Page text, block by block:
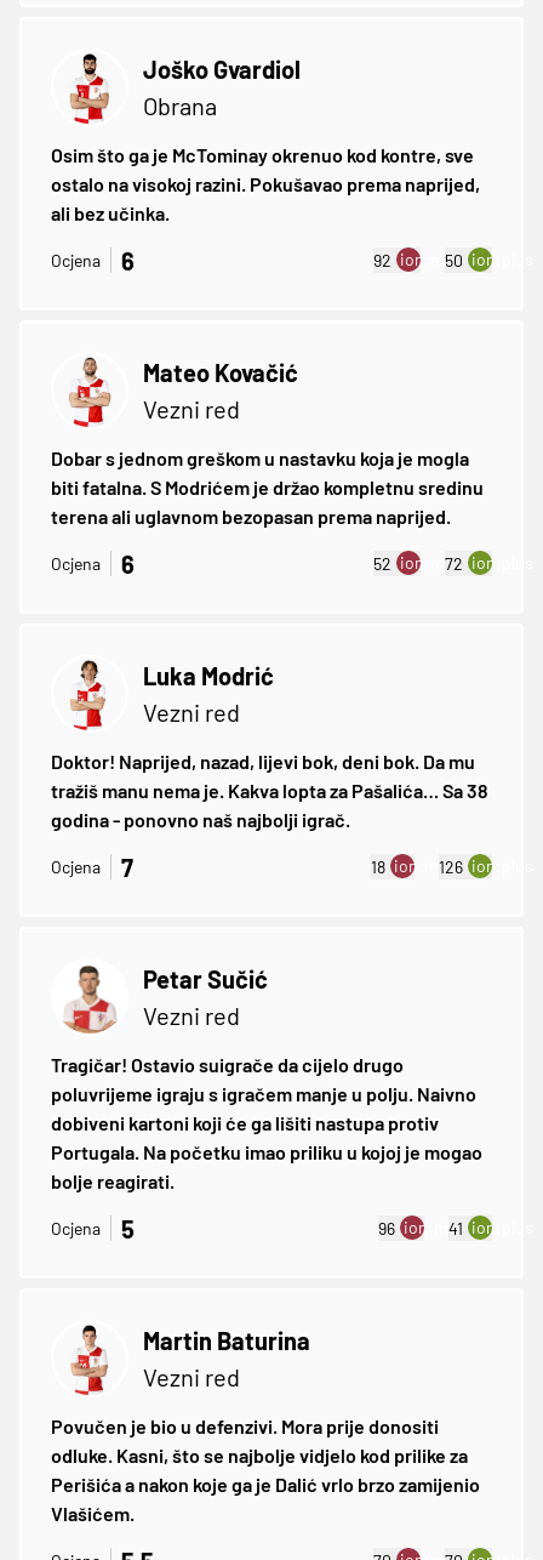
Joško Gvardiol
Obrana
Osim što ga je McTominay okrenuo kod kontre, sve
ostalo na visokoj razini. Pokušavao prema naprijed,
ali bez učinka.
Ocjena 6 92 ion:minus
50 ion:plus
Mateo Kovačić
Vezni red
Dobar s jednom greškom u nastavku koja je mogla
biti fatalna. S Modrićem je držao kompletnu sredinu
terena ali uglavnom bezopasan prema naprijed.
Ocjena 6 52 ion:minus
72 ion:plus
Luka Modrić
Vezni red
Doktor! Naprijed, nazad, lijevi bok, deni bok. Da mu
tražiš manu nema je. Kakva lopta za Pašalića… Sa 38
godina - ponovno naš najbolji igrač.
Ocjena 7 18 ion:minus
126 ion:plus
Petar Sučić
Vezni red
Tragičar! Ostavio suigrače da cijelo drugo
poluvrijeme igraju s igračem manje u polju. Naivno
dobiveni kartoni koji će ga lišiti nastupa protiv
Portugala. Na početku imao priliku u kojoj je mogao
bolje reagirati.
Ocjena 5 96 ion:minus
41 ion:plus
Martin Baturina
Vezni red
Povučen je bio u defenzivi. Mora prije donositi
odluke. Kasni, što se najbolje vidjelo kod prilike za
Perišića a nakon koje ga je Dalić vrlo brzo zamijenio
Vlašićem.